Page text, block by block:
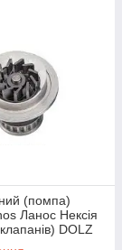
(помпа)
Ланос Нексія
DOLZ